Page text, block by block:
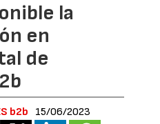
la
en
de
b2b 15/06/2023